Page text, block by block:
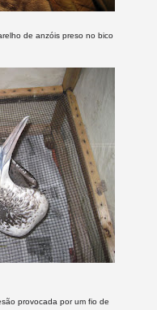
de anzóis preso no bico
provocada por um fio de